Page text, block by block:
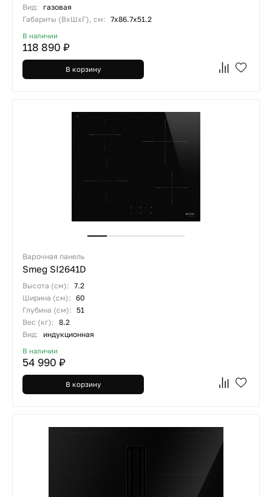
Вид:
газовая
Габариты (ВхШхГ), см: 7х86.7х51.2
В наличии
118 890 ₽
В корзину
Варочная панель
Smeg SI2641D
Высота (см): 7.2
Ширина (см): 60
Глубина (см): 51
Вес (кг): 8.2
Вид:
индукционная
В наличии
54 990 ₽
В корзину